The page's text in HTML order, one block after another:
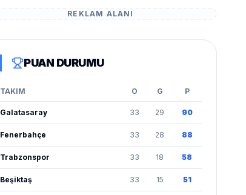
REKLAM ALANI
PUAN DURUMU
TAKIM O G P
Galatasaray 33 29 90
Fenerbahçe 33 28 88
Trabzonspor 33 18 58
Beşiktaş 33 15 51